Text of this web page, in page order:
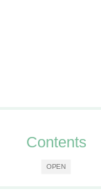
OPEN
Contents